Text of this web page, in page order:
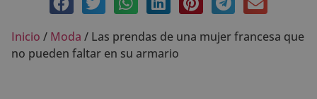
Inicio / Moda / Las prendas de una mujer francesa que
no pueden faltar en su armario